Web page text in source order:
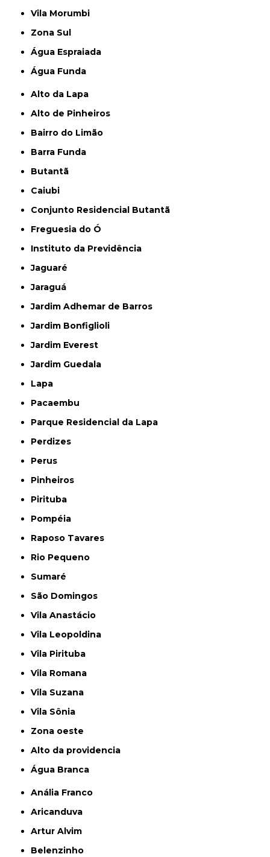
Vila Morumbi
Zona Sul
Água Espraiada
Água Funda
Alto da Lapa
Alto de Pinheiros
Bairro do Limão
Barra Funda
Butantã
Caiubi
Conjunto Residencial Butantã
Freguesia do Ó
Instituto da Previdência
Jaguaré
Jaraguá
Jardim Adhemar de Barros
Jardim Bonfiglioli
Jardim Everest
Jardim Guedala
Lapa
Pacaembu
Parque Residencial da Lapa
Perdizes
Perus
Pinheiros
Pirituba
Pompéia
Raposo Tavares
Rio Pequeno
Sumaré
São Domingos
Vila Anastácio
Vila Leopoldina
Vila Pirituba
Vila Romana
Vila Suzana
Vila Sônia
Zona oeste
alto da providencia
Água Branca
Anália Franco
Aricanduva
Artur Alvim
Belenzinho